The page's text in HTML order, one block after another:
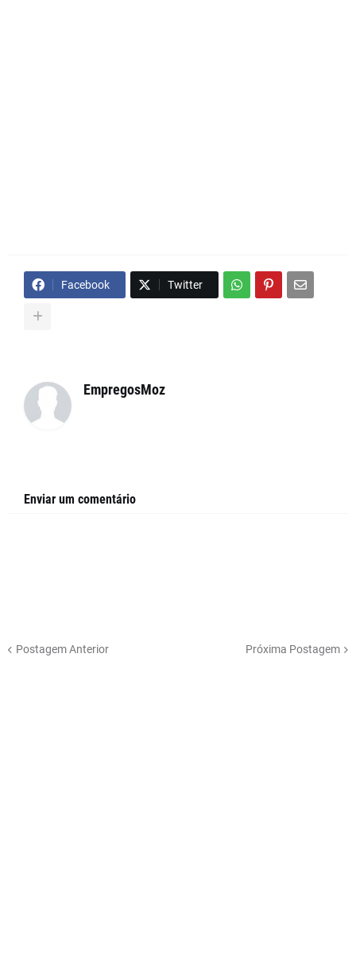
Facebook Twitter
EmpregosMoz
Enviar um comentário
Postagem Anterior Próxima Postagem